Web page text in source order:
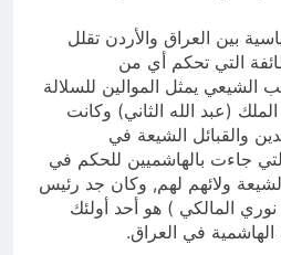
بين العراق والأردن تقلل
التي تحكم أي من
الشيعي يمثل الموالين للسلالة
(عبد الله الثاني) وكانت
والقبائل الشيعة في
/ 1920 هي التي جاءت بالهاشميين للحكم في
ولائهم لهم, وكان جد رئيس
نوري المالكي ) هو أحد أولئك
في العراق.